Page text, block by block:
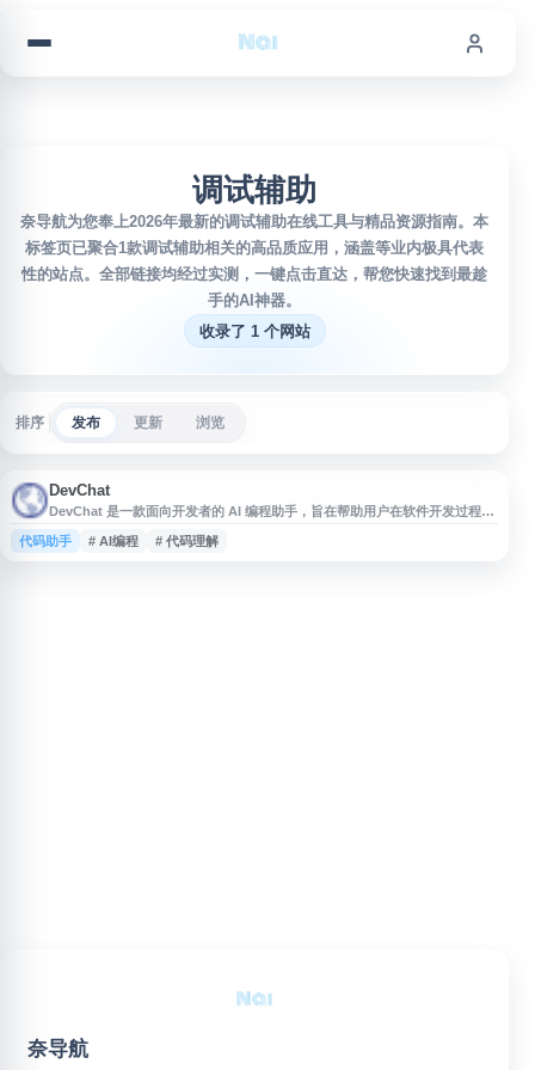
调试辅助
奈导航为您奉上2026年最新的调试辅助在线工具与精品资源指南。本
标签页已聚合1款调试辅助相关的高品质应用，涵盖等业内极具代表
性的站点。全部链接均经过实测，一键点击直达，帮您快速找到最趁
手的AI神器。
收录了 1 个网站
排序 发布 更新 浏览
DevChat
DevChat 是一款面向开发者的 AI 编程助手，旨在帮助用户在软件开发过程中
提升编码、调试和问题解决效率。网站提供中文界面，聚焦通过人工智能辅助
代码理解、生成与开发协作，适用于希望借助 AI 工具优化开发流程的个人开
代码助手 # AI编程 # 代码理解
奈导航